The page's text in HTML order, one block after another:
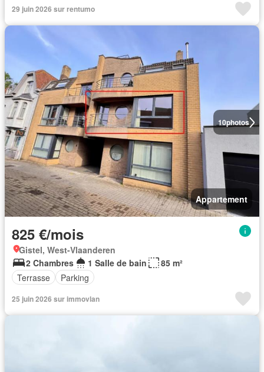
29 juin 2026 sur rentumo
10photos
Appartement
825 €/mois
Gistel, West-Vlaanderen
2 Chambres
1 Salle de bain
85 m²
Terrasse
Parking
25 juin 2026 sur immovlan